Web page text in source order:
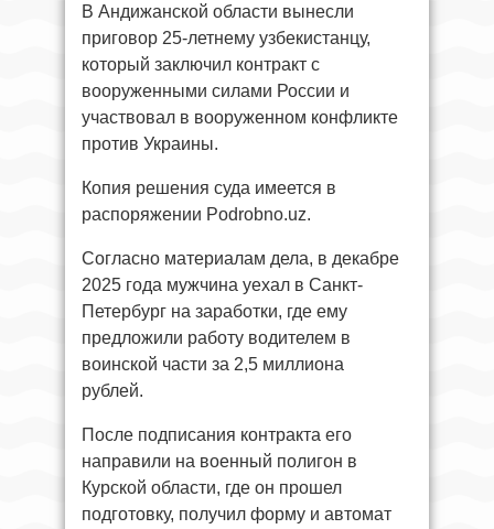
В Андижанской области вынесли
приговор 25-летнему узбекистанцу,
который заключил контракт с
вооруженными силами России и
участвовал в вооруженном конфликте
против Украины.
Копия решения суда имеется в
распоряжении Podrobno.uz.
Согласно материалам дела, в декабре
2025 года мужчина уехал в Санкт-
Петербург на заработки, где ему
предложили работу водителем в
воинской части за 2,5 миллиона
рублей.
После подписания контракта его
направили на военный полигон в
Курской области, где он прошел
подготовку, получил форму и автомат